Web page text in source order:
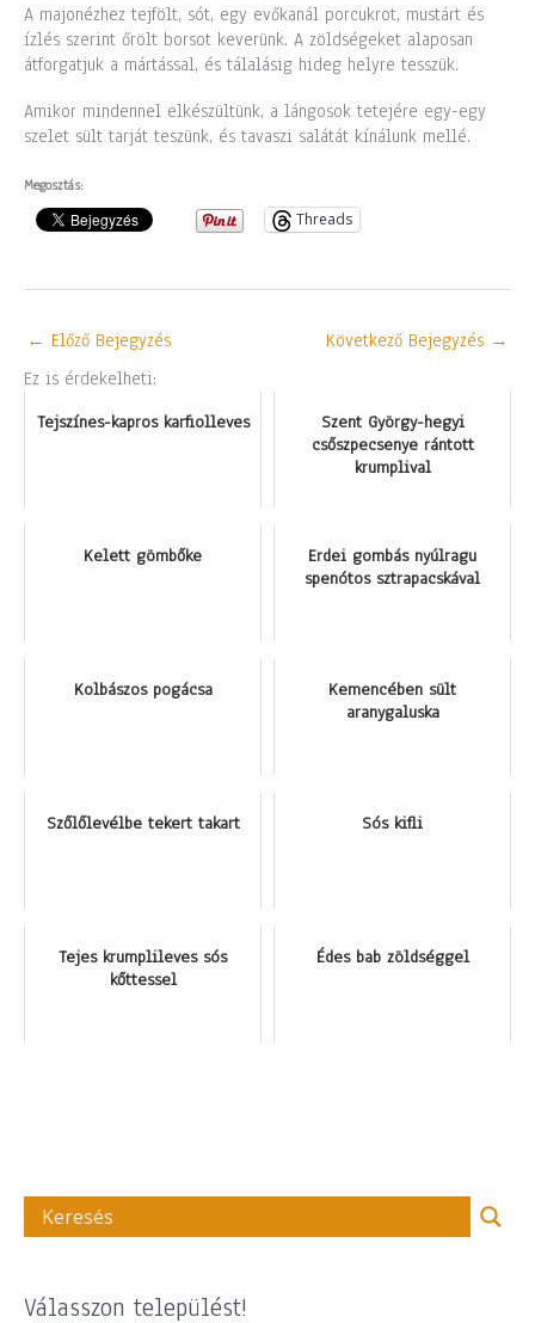
A majonézhez tejfölt, sót, egy evőkanál porcukrot, mustárt és
ízlés szerint őrölt borsot keverünk. A zöldségeket alaposan
átforgatjuk a mártással, és tálalásig hideg helyre tesszük.
Amikor mindennel elkészültünk, a lángosok tetejére egy-egy
szelet sült tarját teszünk, és tavaszi salátát kínálunk mellé.
Megosztás:
Threads
← Előző Bejegyzés Következő Bejegyzés →
Ez is érdekelheti:
Tejszínes-kapros karfiolleves
Szent György-hegyi
csőszpecsenye rántott
krumplival
Kelett gömbőke
Erdei gombás nyúlragu
spenótos sztrapacskával
Kolbászos pogácsa
Kemencében sült
aranygaluska
Szőlőlevélbe tekert takart Sós kifli
Tejes krumplileves sós
kőttessel
Édes bab zöldséggel
Válasszon települést!